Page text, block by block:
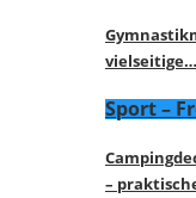
vielseitige…
Sport –
–